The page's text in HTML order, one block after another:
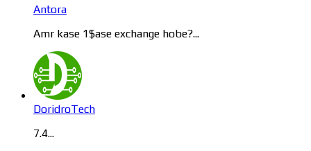
Antora
Amr kase 1$ase exchange hobe?...
DoridroTech
7.4...